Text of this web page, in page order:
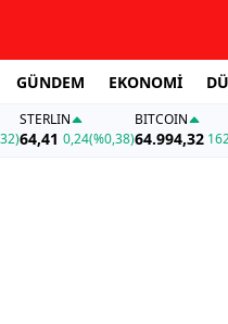
GÜNDEM EKONOMİ
STERLIN
64,41 0,24(%0,38)
BITCOIN
64.994,32